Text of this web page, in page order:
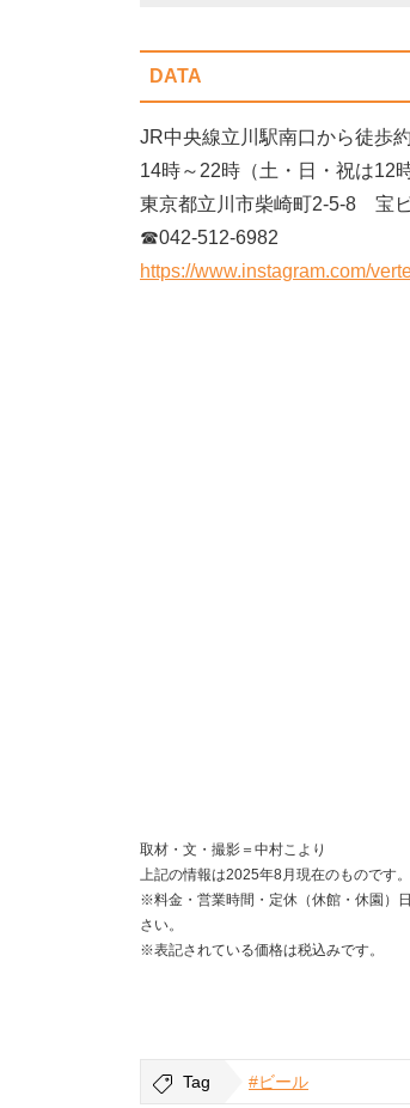
DATA
JR中央線立川駅南口から徒歩約
14時～22時（土・日・祝は12
東京都立川市柴崎町2-5-8 宝
☎042-512-6982
https://www.instagram.com/
取材・文・撮影＝中村こより
上記の情報は2025年8月現在のものです。
※料金・営業時間・定休（休館・休園）
さい。
※表記されている価格は税込みです。
Tag #ビール